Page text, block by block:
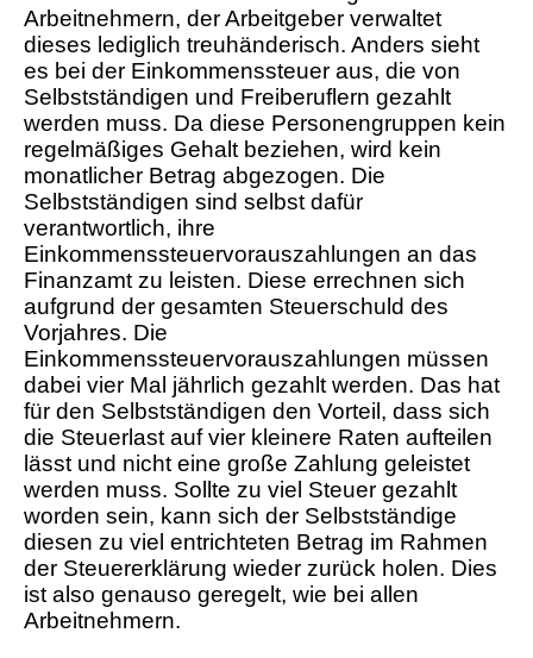
Arbeitnehmern, der Arbeitgeber verwaltet
dieses lediglich treuhänderisch. Anders sieht
es bei der Einkommenssteuer aus, die von
Selbstständigen und Freiberuflern gezahlt
werden muss. Da diese Personengruppen kein
regelmäßiges Gehalt beziehen, wird kein
monatlicher Betrag abgezogen. Die
Selbstständigen sind selbst dafür
verantwortlich, ihre
Einkommenssteuervorauszahlungen an das
Finanzamt zu leisten. Diese errechnen sich
aufgrund der gesamten Steuerschuld des
Vorjahres. Die
Einkommenssteuervorauszahlungen müssen
dabei vier Mal jährlich gezahlt werden. Das hat
für den Selbstständigen den Vorteil, dass sich
die Steuerlast auf vier kleinere Raten aufteilen
lässt und nicht eine große Zahlung geleistet
werden muss. Sollte zu viel Steuer gezahlt
worden sein, kann sich der Selbstständige
diesen zu viel entrichteten Betrag im Rahmen
der Steuererklärung wieder zurück holen. Dies
ist also genauso geregelt, wie bei allen
Arbeitnehmern.